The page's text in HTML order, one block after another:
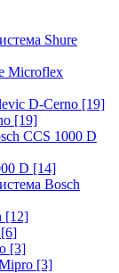
Shure
Microflex
D-Cerno [19]
[19]
CCS 1000 D
D [14]
Bosch
[12]
[6]
[3]
[3]